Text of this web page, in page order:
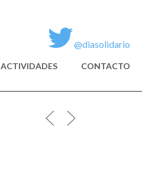
ACTIVIDADES CONTACTO
@diasolidario